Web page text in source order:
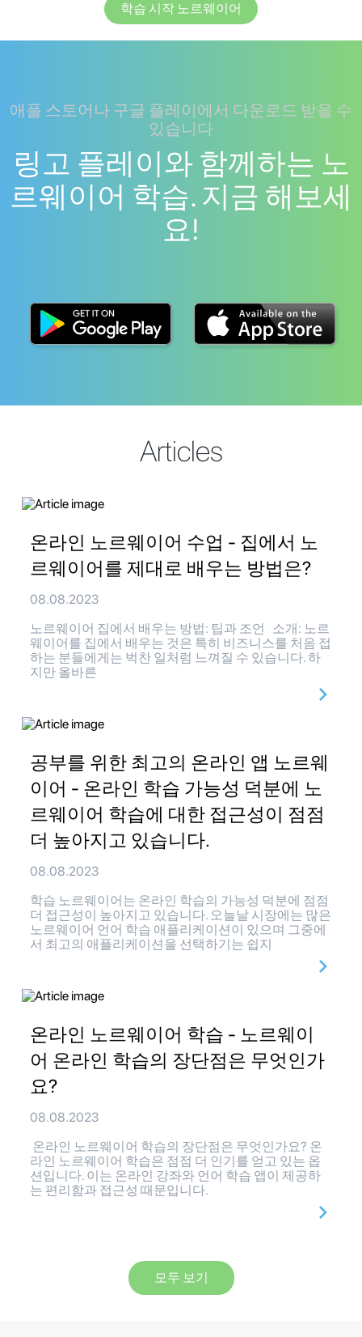
학습 시작 노르웨이어
애플 스토어나 구글 플레이에서 다운로드 받을 수
있습니다
링고 플레이와 함께하는 노
르웨이어 학습. 지금 해보세
요!
Articles
온라인 노르웨이어 수업 - 집에서 노
르웨이어를 제대로 배우는 방법은?
08.08.2023
노르웨이어 집에서 배우는 방법: 팁과 조언 소개: 노르
웨이어를 집에서 배우는 것은 특히 비즈니스를 처음 접
하는 분들에게는 벅찬 일처럼 느껴질 수 있습니다. 하
지만 올바른
공부를 위한 최고의 온라인 앱 노르웨
이어 - 온라인 학습 가능성 덕분에 노
르웨이어 학습에 대한 접근성이 점점
더 높아지고 있습니다.
08.08.2023
학습 노르웨이어는 온라인 학습의 가능성 덕분에 점점
더 접근성이 높아지고 있습니다. 오늘날 시장에는 많은
노르웨이어 언어 학습 애플리케이션이 있으며 그중에
서 최고의 애플리케이션을 선택하기는 쉽지
온라인 노르웨이어 학습 - 노르웨이
어 온라인 학습의 장단점은 무엇인가
요?
08.08.2023
온라인 노르웨이어 학습의 장단점은 무엇인가요? 온
라인 노르웨이어 학습은 점점 더 인기를 얻고 있는 옵
션입니다. 이는 온라인 강좌와 언어 학습 앱이 제공하
는 편리함과 접근성 때문입니다.
모두 보기